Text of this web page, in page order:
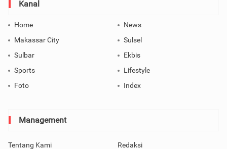
Kanal
Home
News
Makassar City
Sulsel
Sulbar
Ekbis
Sports
Lifestyle
Foto
Index
Management
Tentang Kami Redaksi